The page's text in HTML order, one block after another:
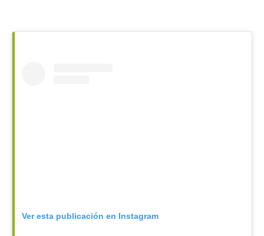
Ver esta publicación en Instagram